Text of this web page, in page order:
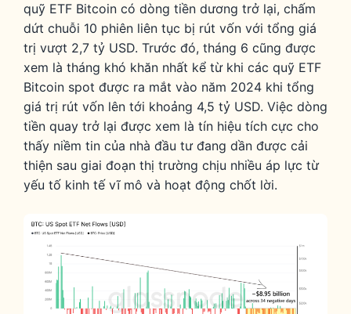
quỹ ETF Bitcoin có dòng tiền dương trở lại, chấm
dứt chuỗi 10 phiên liên tục bị rút vốn với tổng giá
trị vượt 2,7 tỷ USD. Trước đó, tháng 6 cũng được
xem là tháng khó khăn nhất kể từ khi các quỹ ETF
Bitcoin spot được ra mắt vào năm 2024 khi tổng
giá trị rút vốn lên tới khoảng 4,5 tỷ USD. Việc dòng
tiền quay trở lại được xem là tín hiệu tích cực cho
thấy niềm tin của nhà đầu tư đang dần được cải
thiện sau giai đoạn thị trường chịu nhiều áp lực từ
yếu tố kinh tế vĩ mô và hoạt động chốt lời.